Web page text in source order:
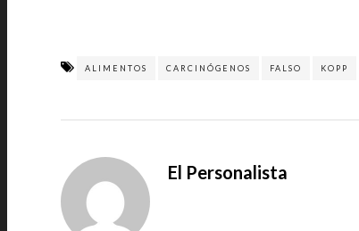
ALIMENTOS CARCINÓGENOS FALSO KOPP
El Personalista